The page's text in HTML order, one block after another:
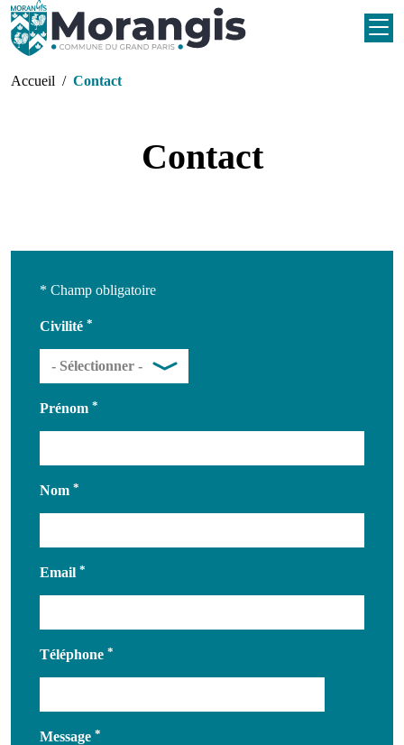
Aller au contenu principal
Fil d'Ariane
Accueil Contact
Contact
* Champ obligatoire
Civilité
Prénom
Nom
Email
Téléphone
Message